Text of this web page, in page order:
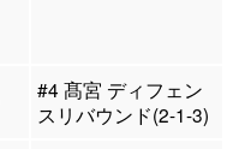
#4 髙宮 ディフェン
スリバウンド(2-1-3)